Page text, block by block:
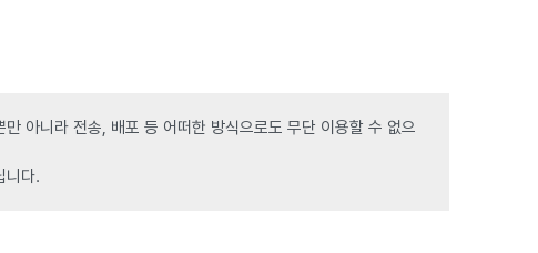
아니라 전송, 배포 등 어떠한 방식으로도 무단 이용할 수 없으
니다.